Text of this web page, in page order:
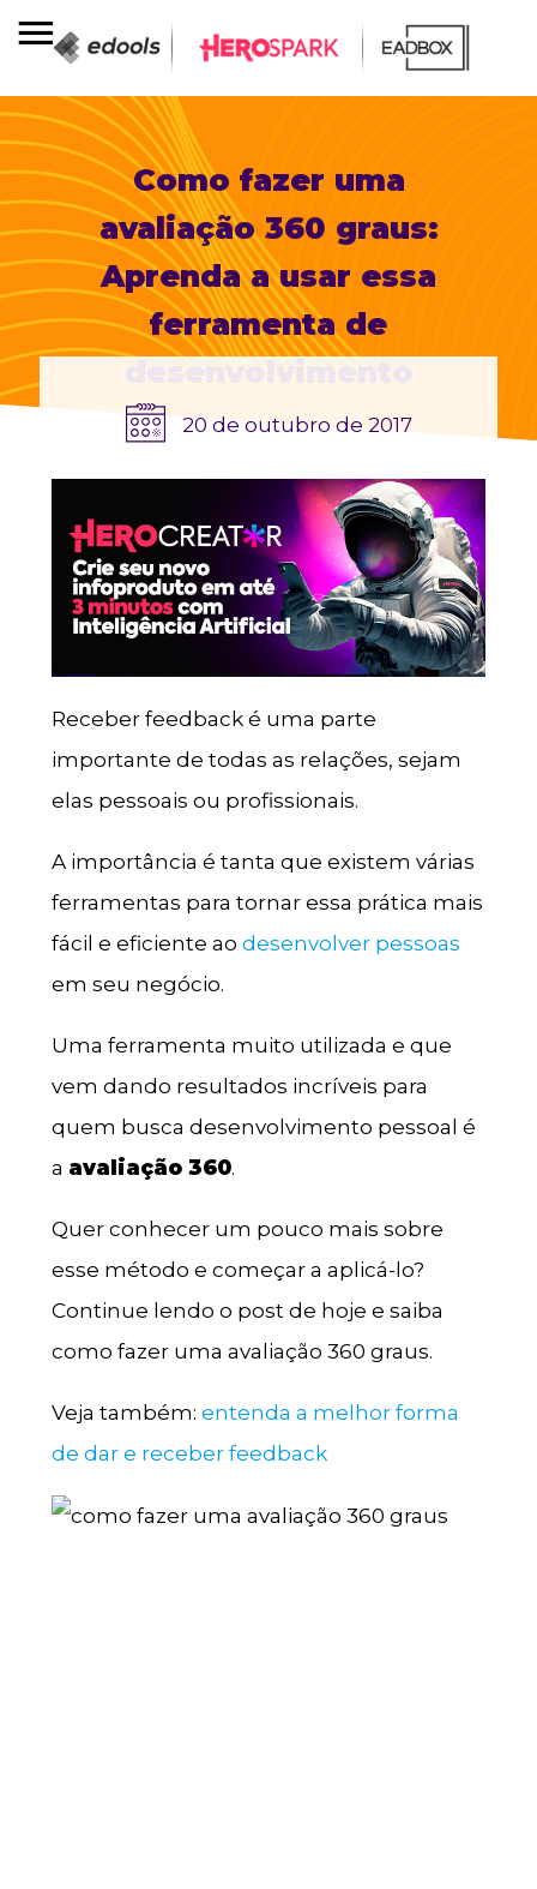
Como fazer uma
avaliação 360 graus:
Aprenda a usar essa
ferramenta de
20 de outubro de 2017
Receber feedback é uma parte
importante de todas as relações, sejam
elas pessoais ou profissionais.
A importância é tanta que existem várias
ferramentas para tornar essa prática mais
fácil e eficiente ao desenvolver pessoas
em seu negócio.
Uma ferramenta muito utilizada e que
vem dando resultados incríveis para
quem busca desenvolvimento pessoal é
a avaliação 360.
Quer conhecer um pouco mais sobre
esse método e começar a aplicá-lo?
Continue lendo o post de hoje e saiba
como fazer uma avaliação 360 graus.
Veja também: entenda a melhor forma
de dar e receber feedback